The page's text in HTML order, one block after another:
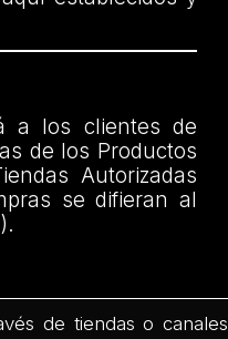
a los clientes de
de los Productos
Autorizadas
se difieran al
de tiendas o canales